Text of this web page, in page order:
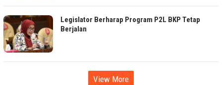
Legislator Berharap Program P2L BKP Tetap
Berjalan
View More